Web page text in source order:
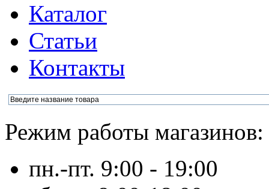
Каталог
Статьи
Контакты
Режим работы магазинов:
пн.-пт. 9:00 - 19:00